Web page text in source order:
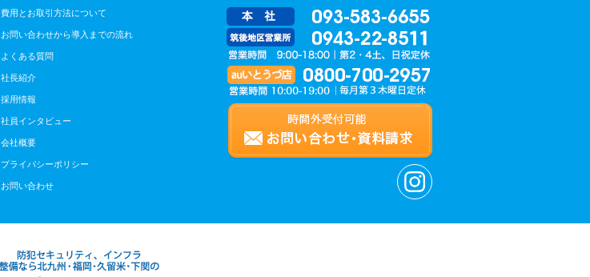
費用とお取引方法について
お問い合わせから導入までの流れ
よくある質問
社長紹介
採用情報
社員インタビュー
会社概要
プライバシーポリシー
お問い合わせ